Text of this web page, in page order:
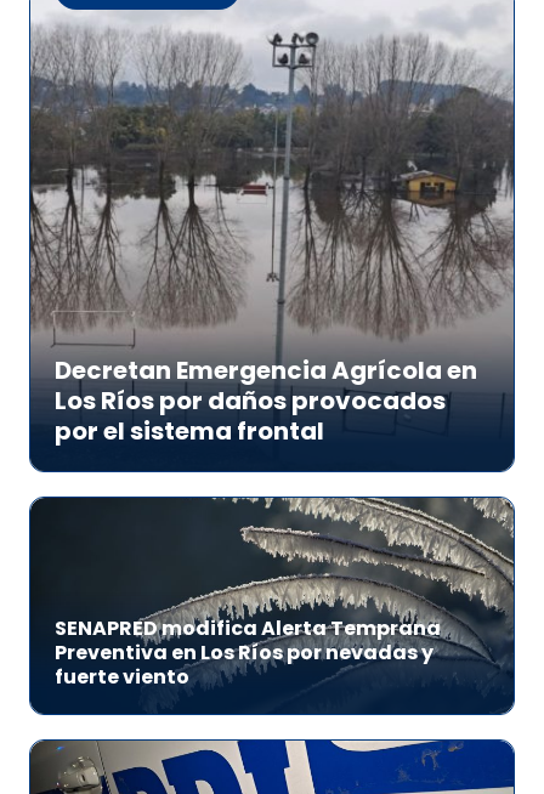
Decretan Emergencia Agrícola en
Los Ríos por daños provocados
por el sistema frontal
SENAPRED modifica Alerta Temprana
Preventiva en Los Ríos por nevadas y
fuerte viento